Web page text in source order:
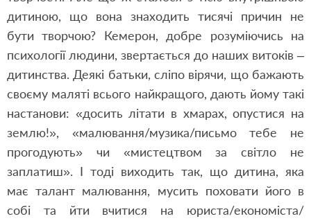
дитиною, що вона знаходить тисячі причин не
бути творчою? Кемерон, добре розуміючись на
психології людини, звертається до наших витоків –
дитинства. Деякі батьки, сліпо вірячи, що бажають
своєму маляті всього найкращого, дають йому такі
настанови: «досить літати в хмарах, опустися на
землю!», «малювання/музика/письмо тебе не
прогодують» чи «мистецтвом за світло не
заплатиш». І тоді виходить так, що дитина, яка
має талант малювання, мусить поховати його в
собі та йти вчитися на юриста/економіста/